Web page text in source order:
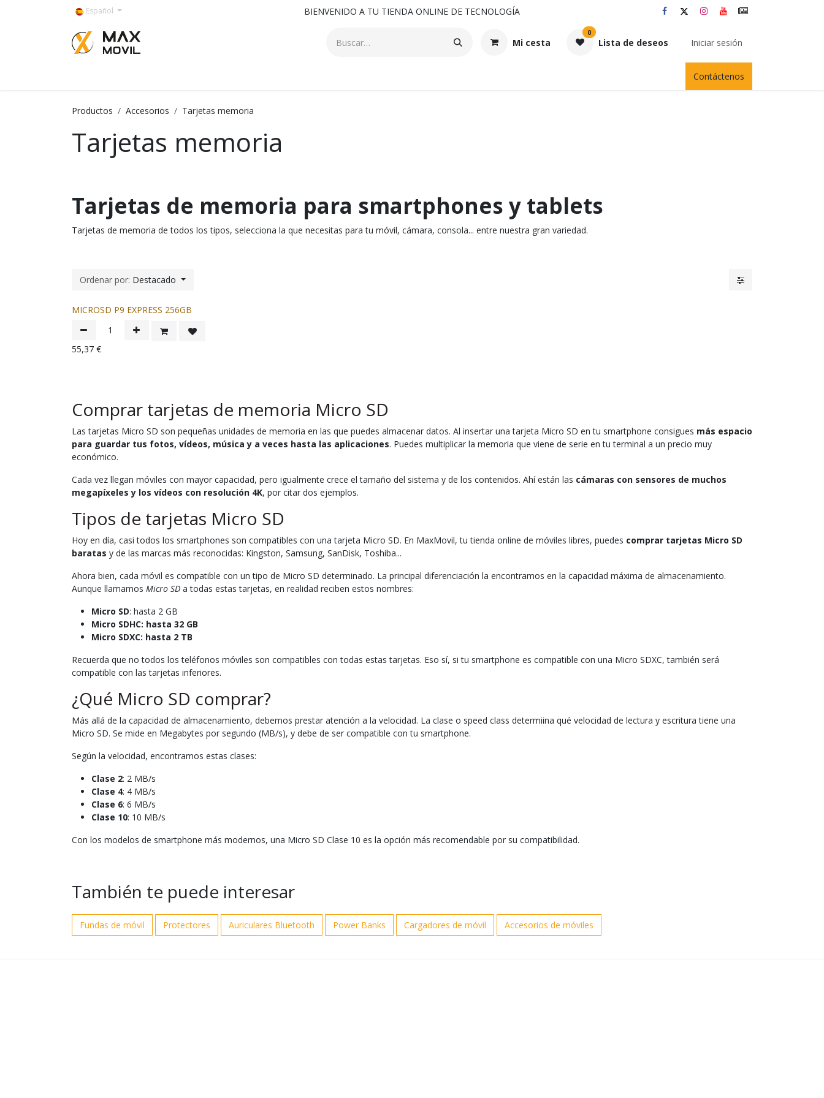
Español BIENVENIDO A TU TIENDA ONLINE DE TECNOLOGÍA
Mi cesta
0
Lista de deseos Iniciar sesión
Contáctenos
Productos Accesorios Tarjetas memoria
Tarjetas memoria
Tarjetas de memoria para smartphones y tablets
Tarjetas de memoria de todos los tipos, selecciona la que necesitas para tu móvil, cámara, consola... entre nuestra gran variedad.
Ordenar por: Destacado
MICROSD P9 EXPRESS 256GB
55,37 €
Comprar tarjetas de memoria Micro SD
Las tarjetas Micro SD son pequeñas unidades de memoria en las que puedes almacenar datos. Al insertar una tarjeta Micro SD en tu smartphone consigues más espacio
para guardar tus fotos, vídeos, música y a veces hasta las aplicaciones. Puedes multiplicar la memoria que viene de serie en tu terminal a un precio muy
económico.
Cada vez llegan móviles con mayor capacidad, pero igualmente crece el tamaño del sistema y de los contenidos. Ahí están las cámaras con sensores de muchos
megapíxeles y los vídeos con resolución 4K, por citar dos ejemplos.
Tipos de tarjetas Micro SD
Hoy en día, casi todos los smartphones son compatibles con una tarjeta Micro SD. En MaxMovil, tu tienda online de móviles libres, puedes comprar tarjetas Micro SD
baratas y de las marcas más reconocidas: Kingston, Samsung, SanDisk, Toshiba...
Ahora bien, cada móvil es compatible con un tipo de Micro SD determinado. La principal diferenciación la encontramos en la capacidad máxima de almacenamiento.
Aunque llamamos Micro SD a todas estas tarjetas, en realidad reciben estos nombres:
Micro SD: hasta 2 GB
Micro SDHC: hasta 32 GB
Micro SDXC: hasta 2 TB
Recuerda que no todos los teléfonos móviles son compatibles con todas estas tarjetas. Eso sí, si tu smartphone es compatible con una Micro SDXC, también será
compatible con las tarjetas inferiores.
¿Qué Micro SD comprar?
Más allá de la capacidad de almacenamiento, debemos prestar atención a la velocidad. La clase o speed class determiina qué velocidad de lectura y escritura tiene una
Micro SD. Se mide en Megabytes por segundo (MB/s), y debe de ser compatible con tu smartphone.
Según la velocidad, encontramos estas clases:
Clase 2: 2 MB/s
Clase 4: 4 MB/s
Clase 6: 6 MB/s
Clase 10: 10 MB/s
Con los modelos de smartphone más modernos, una Micro SD Clase 10 es la opción más recomendable por su compatibilidad.
También te puede interesar
Fundas de móvil Protectores Auriculares Bluetooth Power Banks Cargadores de móvil Accesorios de móviles